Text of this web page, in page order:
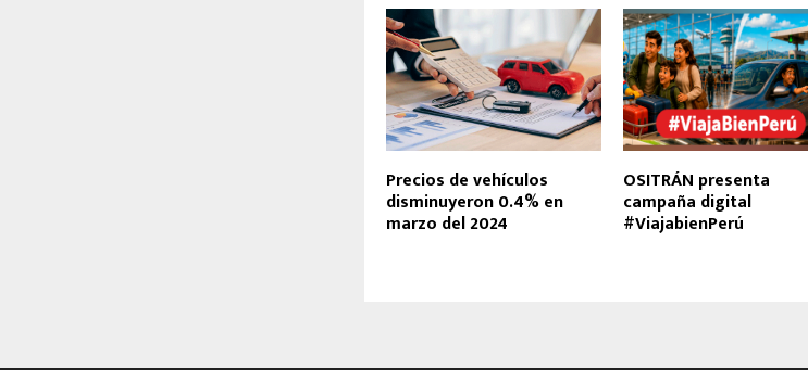
Precios de vehículos
disminuyeron 0.4% en
marzo del 2024
OSITRÁN presenta
campaña digital
#ViajabienPerú